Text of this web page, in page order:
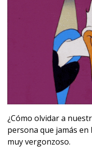
¿Cómo olvidar a
persona que jamás en
muy vergonzoso.